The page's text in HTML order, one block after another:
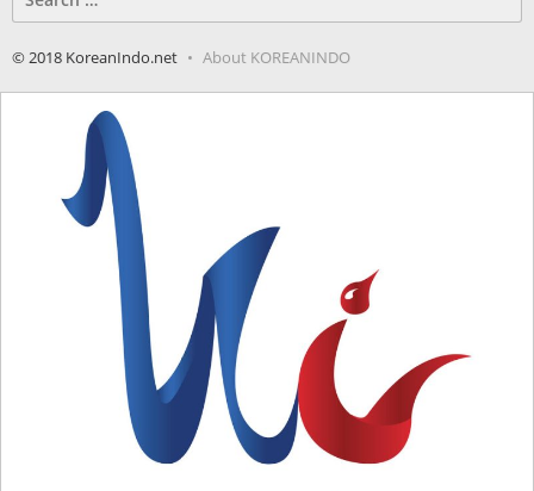
for:
© 2018 KoreanIndo.net About KOREANINDO